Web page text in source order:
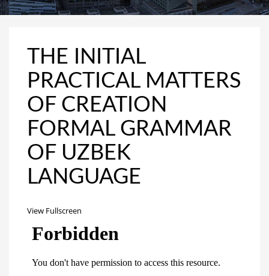
THE INITIAL
PRACTICAL MATTERS
OF CREATION
FORMAL GRAMMAR
OF UZBEK
LANGUAGE
View Fullscreen
PDF